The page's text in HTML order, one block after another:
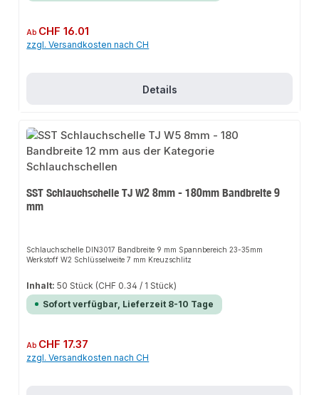
Regulärer Preis:
Ab CHF 16.01
zzgl. Versandkosten nach CH
Details
SST Schlauchschelle TJ W2 8mm - 180mm Bandbreite 9
mm
Schlauchschelle DIN3017 Bandbreite 9 mm Spannbereich 23-35mm
Werkstoff W2 Schlüsselweite 7 mm Kreuzschlitz
Inhalt:50 Stück (CHF 0.34 / 1 Stück)
Sofort verfügbar, Lieferzeit 8-10 Tage
Regulärer Preis:
Ab CHF 17.37
zzgl. Versandkosten nach CH